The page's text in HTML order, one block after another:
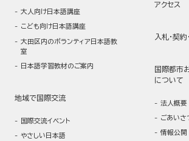
大人向け日本語講座
こども向け日本語講座
大田区内のボランティア日本語教
室
日本語学習教材のご案内
地域で国際交流
国際交流イベント
やさしい日本語
アクセス
入札・契
国際都市
について
法人概要
ごあいさ
情報公開